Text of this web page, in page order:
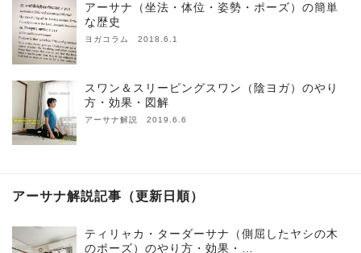
アーサナ（坐法・体位・姿勢・ポーズ）の簡単
な歴史
ヨガコラム 2018.6.1
スワン＆スリーピングスワン（陰ヨガ）のやり
方・効果・図解
アーサナ解説 2019.6.6
アーサナ解説記事（更新日順）
ティリャカ・ターダーサナ（側屈したヤシの木
のポーズ）のやり方・効果・…